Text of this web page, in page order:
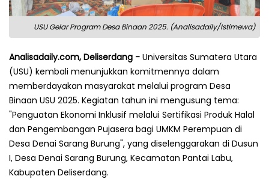
USU Gelar Program Desa Binaan 2025. (Analisadaily/Istimewa)
Analisadaily.com, Deliserdang - Universitas Sumatera Utara
(USU) kembali menunjukkan komitmennya dalam
memberdayakan masyarakat melalui program Desa
Binaan USU 2025. Kegiatan tahun ini mengusung tema:
"Penguatan Ekonomi Inklusif melalui Sertifikasi Produk Halal
dan Pengembangan Pujasera bagi UMKM Perempuan di
Desa Denai Sarang Burung", yang diselenggarakan di Dusun
I, Desa Denai Sarang Burung, Kecamatan Pantai Labu,
Kabupaten Deliserdang.